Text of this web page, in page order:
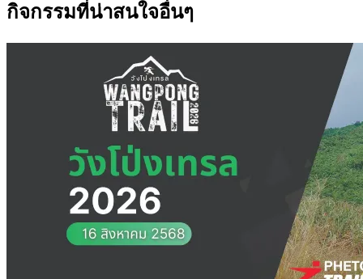
กิจกรรมที่น่าสนใจอื่นๆ